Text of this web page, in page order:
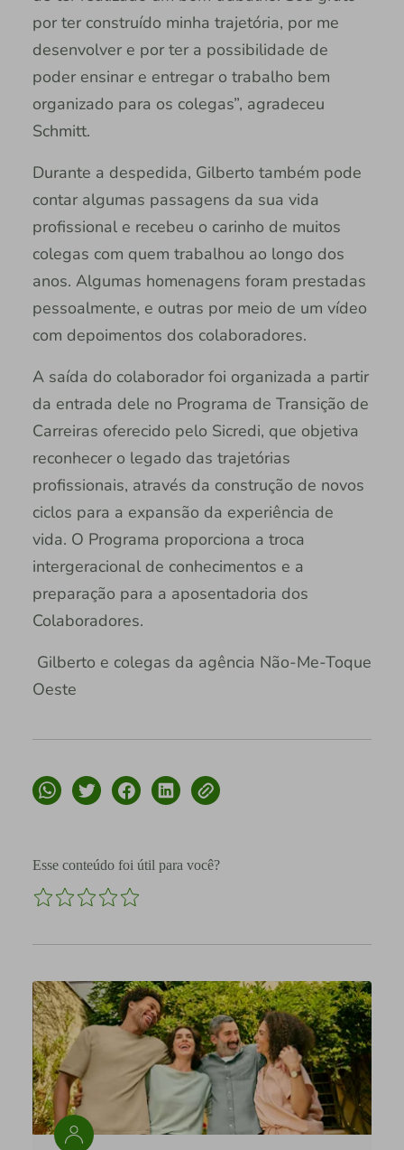
por ter construído minha trajetória, por me
desenvolver e por ter a possibilidade de
poder ensinar e entregar o trabalho bem
organizado para os colegas”, agradeceu
Schmitt.
Durante a despedida, Gilberto também pode
contar algumas passagens da sua vida
profissional e recebeu o carinho de muitos
colegas com quem trabalhou ao longo dos
anos. Algumas homenagens foram prestadas
pessoalmente, e outras por meio de um vídeo
com depoimentos dos colaboradores.
A saída do colaborador foi organizada a partir
da entrada dele no Programa de Transição de
Carreiras oferecido pelo Sicredi, que objetiva
reconhecer o legado das trajetórias
profissionais, através da construção de novos
ciclos para a expansão da experiência de
vida. O Programa proporciona a troca
intergeracional de conhecimentos e a
preparação para a aposentadoria dos
Colaboradores.
Gilberto e colegas da agência Não-Me-Toque
Oeste
Esse conteúdo foi útil para você?